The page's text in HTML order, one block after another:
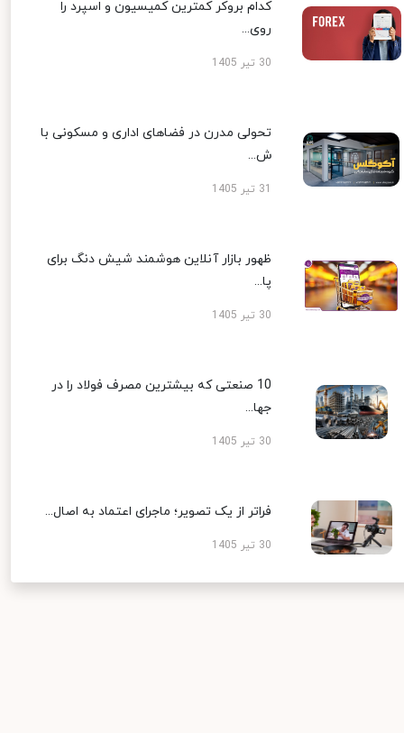
کدام بروکر کمترین کمیسیون و اسپرد را
روی...
30 تیر 1405
تحولی مدرن در فضاهای اداری و مسکونی با
ش...
ظهور بازار آنلاین هوشمند شیش دنگ برای
پا...
30 تیر 1405
10 صنعتی که بیشترین مصرف فولاد را در
جها...
30 تیر 1405
فراتر از یک تصویر؛ ماجرای اعتماد به اصال...
30 تیر 1405